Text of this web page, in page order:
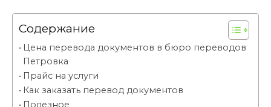
Содержание
Цена перевода документов в бюро переводов
Петровка
Прайс на услуги
Как заказать перевод документов
Полезное